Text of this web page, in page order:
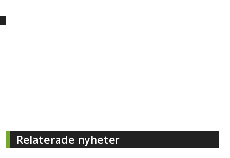
Relaterade nyheter